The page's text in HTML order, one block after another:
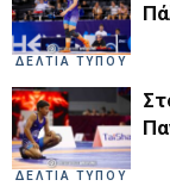
ΔΕΛΤΙΑ ΤΥΠΟΥ
ΔΕΛΤΙΑ ΤΥΠΟΥ